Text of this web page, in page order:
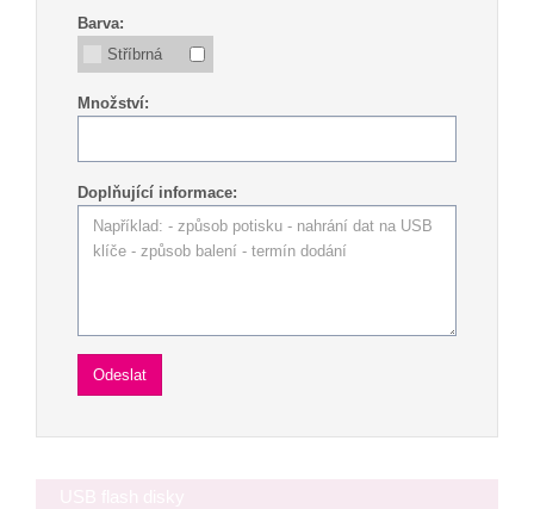
Barva:
Stříbrná
Množství:
Doplňující informace: